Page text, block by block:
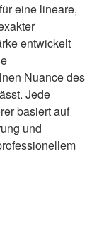
eine lineare,
entwickelt
Nuance des
Jede
basiert auf
und